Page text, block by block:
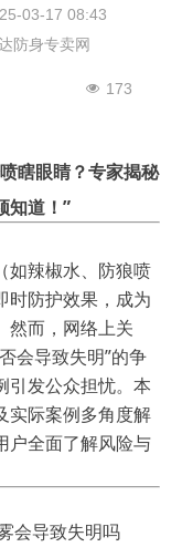
瞎眼睛？专家揭秘
知道！”
如辣椒水、防狼喷
时防护效果，成为
然而，网络上关
会导致失明”的争
引发公众担忧。本
实际案例多角度解
户全面了解风险与
会导致失明吗
넶 173
03-17 08:43
防身专卖网